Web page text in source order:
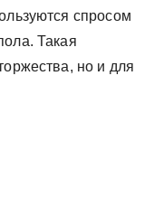
спросом
Такая
но и для